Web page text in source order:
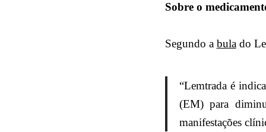
Sobre o
Segundo a bulado
“Lemtrada é
(EM) para
manifestações